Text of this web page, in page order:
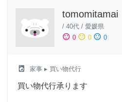
tomomitamai
/ 40代 / 愛媛県
sentiment_satisfied 0 sentiment_neutral 0 sentiment_dissatisfied 0
local_laundry_service 家事 ▸ 買い物代行
買い物代行承ります